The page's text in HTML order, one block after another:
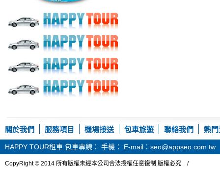
關於我們 服務項目 機場接送 包車旅遊 聯絡我們 熱
HAPPY TOUR租車 包車專線： 手機： E-mail：seo@appseo.com.tw
CopyRight © 2014 所有版權未經本公司合法授權任意複制 版權必究 /